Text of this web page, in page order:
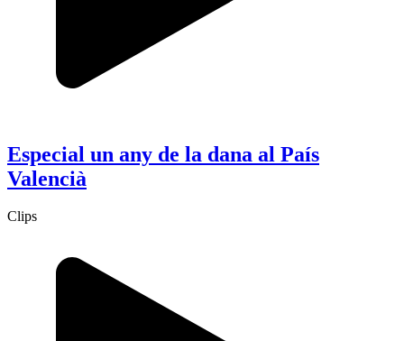
Especial un any de la dana al País
Valencià
Clips